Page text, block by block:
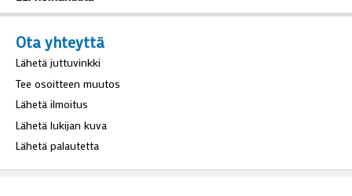
Ota yhteyttä
Lähetä juttuvinkki
Tee osoitteen muutos
Lähetä ilmoitus
Lähetä lukijan kuva
Lähetä palautetta